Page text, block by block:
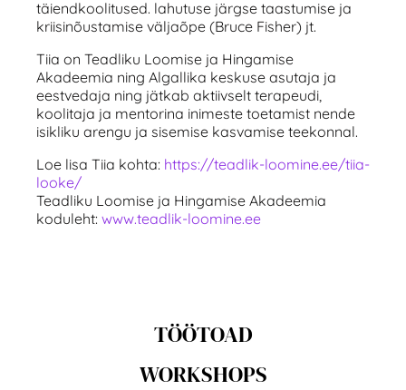
täiendkoolitused. lahutuse järgse taastumise ja
kriisinõustamise väljaõpe (Bruce Fisher) jt.
Tiia on Teadliku Loomise ja Hingamise
Akadeemia ning Algallika keskuse asutaja ja
eestvedaja ning jätkab aktiivselt terapeudi,
koolitaja ja mentorina inimeste toetamist nende
isikliku arengu ja sisemise kasvamise teekonnal.
Loe lisa Tiia kohta: https://teadlik-loomine.ee/tiia-
looke/
Teadliku Loomise ja Hingamise Akadeemia
koduleht: www.teadlik-loomine.ee
TÖÖTOAD
WORKSHOPS